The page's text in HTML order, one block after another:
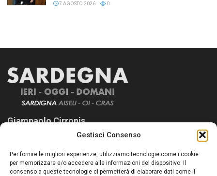
Gestisci Consenso
Per fornire le migliori esperienze, utilizziamo tecnologie come i cookie
per memorizzare e/o accedere alle informazioni del dispositivo. Il
consenso a queste tecnologie ci permetterà di elaborare dati come il
7 AGOSTO 2026 0
Giampaolo Cirronis
Sardegna Ieri-Oggi-Domani nasce per informare “liberamente” i
lettori su quanto accade in Sardegna, con un occhio rivolto al
nostro passato e, soprattutto, al nostro futuro